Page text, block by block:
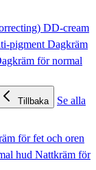
DD-cream
pigmentDagkräm
för normal
Tillbaka
Se alla
för fet och oren
hud Nattkräm för